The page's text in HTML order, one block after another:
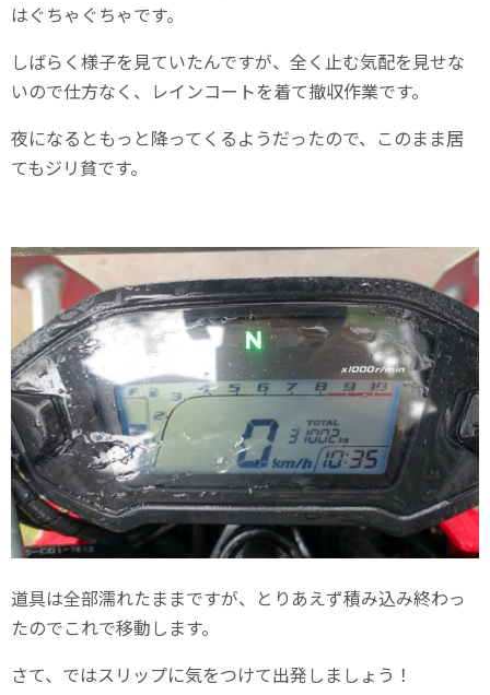
はぐちゃぐちゃです。
しばらく様子を見ていたんですが、全く止む気配を見せな
いので仕方なく、レインコートを着て撤収作業です。
夜になるともっと降ってくるようだったので、このまま居
てもジリ貧です。
道具は全部濡れたままですが、とりあえず積み込み終わっ
たのでこれで移動します。
さて、ではスリップに気をつけて出発しましょう！